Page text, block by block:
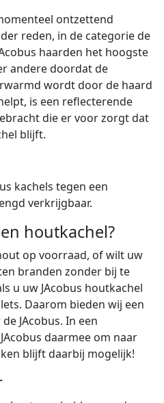
ontzettend
reden, in de categorie de
haarden het hoogste
andere doordat de
wordt door de haard
is een reflecterende
die er voor zorgt dat
blijft.
kachels tegen een
verkrijgbaar.
houtkachel?
op voorraad, of wilt uw
branden zonder bij te
u uw JAcobus houtkachel
Daarom bieden wij een
JAcobus. In een
daarmee om naar
blijft daarbij mogelijk!